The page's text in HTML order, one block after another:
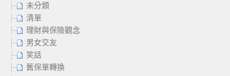
未分類
清單
理財與保險觀念
男女交友
笑話
舊保單轉換